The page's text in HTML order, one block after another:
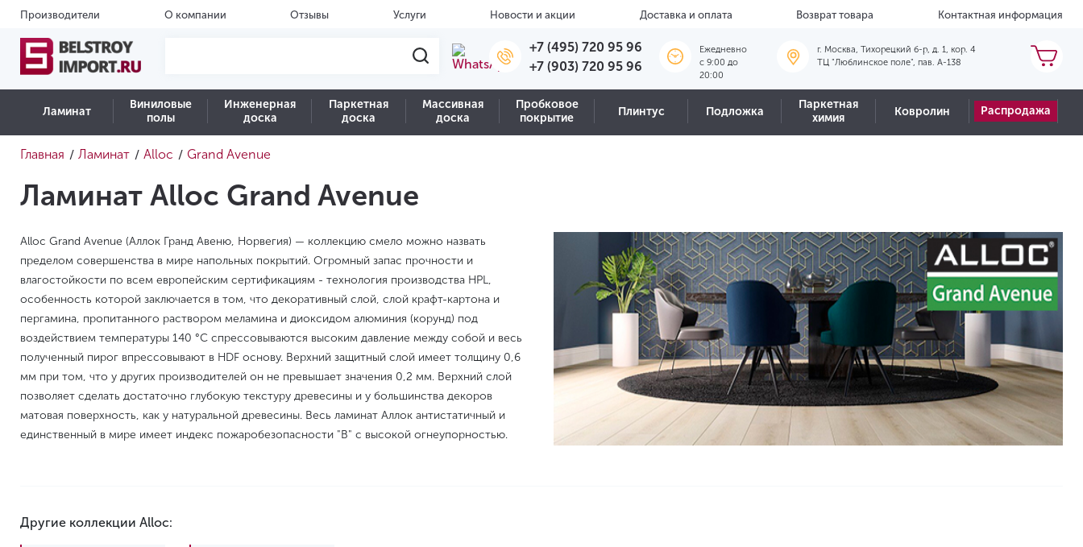
Производители О компании Отзывы Услуги Новости и акции Доставка и оплата Возврат товара Контактная информация
+7 (495) 720 95 96
+7 (903) 720 95 96
Ежедневно
c 9:00 до
20:00
г. Москва, Тихорецкий б-р, д. 1, кор. 4
ТЦ "Люблинское поле", пав. А-138
Ламинат
Виниловые
полы
Инженерная
доска
Паркетная
доска
Массивная
доска
Пробковое
покрытие
Плинтус Подложка
Паркетная
химия
Ковролин Распродажа
Главная / Ламинат / Alloc / Grand Avenue
Ламинат Alloc Grand Avenue
Alloc Grand Avenue (Аллок Гранд Авеню, Норвегия) — коллекцию смело можно назвать
пределом совершенства в мире напольных покрытий. Огромный запас прочности и
влагостойкости по всем европейским сертификациям - технология производства HPL,
особенность которой заключается в том, что декоративный слой, слой крафт-картона и
пергамина, пропитанного раствором меламина и диоксидом алюминия (корунд) под
воздействием температуры 140 °C спрессовываются высоким давление между собой и весь
полученный пирог впрессовывают в HDF основу. Верхний защитный слой имеет толщину 0,6
мм при том, что у других производителей он не превышает значения 0,2 мм. Верхний слой
позволяет сделать достаточно глубокую текстуру древесины и у большинства декоров
матовая поверхность, как у натуральной древесины. Весь ламинат Аллок антистатичный и
единственный в мире имеет индекс пожаробезопасности "В" с высокой огнеупорностью.
Другие коллекции Alloc: